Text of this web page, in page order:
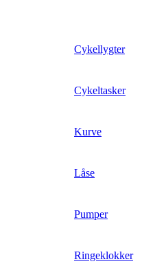
Cykellygter
Cykeltasker
Kurve
Låse
Pumper
Ringeklokker